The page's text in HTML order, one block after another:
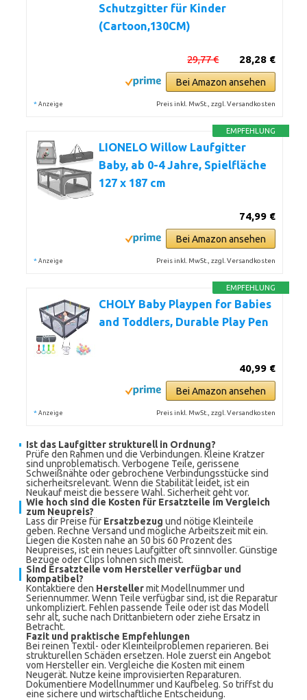
Schutzgitter für Kinder
(Cartoon,130CM)
28,28 €
29,77 €
Bei Amazon ansehen
* Anzeige Preis inkl. MwSt., zzgl. Versandkosten
EMPFEHLUNG
LIONELO Willow Laufgitter
Baby, ab 0-4 Jahre, Spielfläche
127 x 187 cm
74,99 €
Bei Amazon ansehen
* Anzeige Preis inkl. MwSt., zzgl. Versandkosten
EMPFEHLUNG
CHOLY Baby Playpen for Babies
and Toddlers, Durable Play Pen
40,99 €
Bei Amazon ansehen
* Anzeige Preis inkl. MwSt., zzgl. Versandkosten
Ist das Laufgitter strukturell in Ordnung?
Prüfe den Rahmen und die Verbindungen. Kleine Kratzer
sind unproblematisch. Verbogene Teile, gerissene
Schweißnähte oder gebrochene Verbindungsstücke sind
sicherheitsrelevant. Wenn die Stabilität leidet, ist ein
Neukauf meist die bessere Wahl. Sicherheit geht vor.
Wie hoch sind die Kosten für Ersatzteile im Vergleich
zum Neupreis?
Lass dir Preise für Ersatzbezug und nötige Kleinteile
geben. Rechne Versand und mögliche Arbeitszeit mit ein.
Liegen die Kosten nahe an 50 bis 60 Prozent des
Neupreises, ist ein neues Laufgitter oft sinnvoller. Günstige
Bezüge oder Clips lohnen sich meist.
Sind Ersatzteile vom Hersteller verfügbar und
kompatibel?
Kontaktiere den Herstellermit Modellnummer und
Seriennummer. Wenn Teile verfügbar sind, ist die Reparatur
unkompliziert. Fehlen passende Teile oder ist das Modell
sehr alt, suche nach Drittanbietern oder ziehe Ersatz in
Betracht.
Fazit und praktische Empfehlungen
Bei reinen Textil- oder Kleinteilproblemen reparieren. Bei
strukturellen Schäden ersetzen. Hole zuerst ein Angebot
vom Hersteller ein. Vergleiche die Kosten mit einem
Neugerät. Nutze keine improvisierten Reparaturen.
Dokumentiere Modellnummer und Kaufbeleg. So triffst du
eine sichere und wirtschaftliche Entscheidung.